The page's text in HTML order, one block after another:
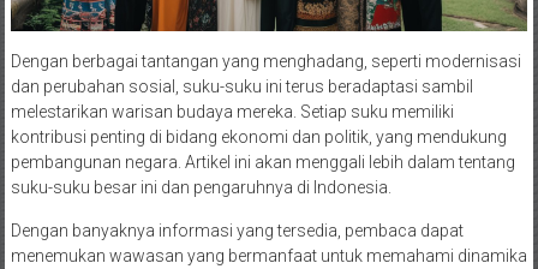
Dengan berbagai tantangan yang menghadang, seperti modernisasi
dan perubahan sosial, suku-suku ini terus beradaptasi sambil
melestarikan warisan budaya mereka. Setiap suku memiliki
kontribusi penting di bidang ekonomi dan politik, yang mendukung
pembangunan negara. Artikel ini akan menggali lebih dalam tentang
suku-suku besar ini dan pengaruhnya di Indonesia.
Dengan banyaknya informasi yang tersedia, pembaca dapat
menemukan wawasan yang bermanfaat untuk memahami dinamika